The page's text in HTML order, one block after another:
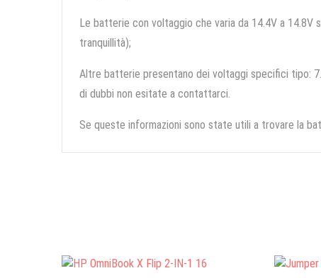
Le batterie con voltaggio che varia da 14.4V a
tranquillità);
Altre batterie presentano dei voltaggi specifici tipo:
di dubbi non esitate a contattarci.
Se queste informazioni sono state utili a trovare la